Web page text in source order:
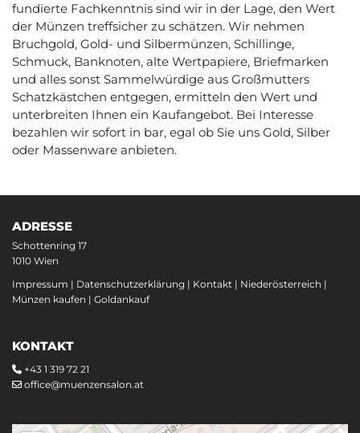
fundierte Fachkenntnis sind wir in der Lage, den Wert
der Münzen treffsicher zu schätzen. Wir nehmen
Bruchgold, Gold- und Silbermünzen, Schillinge,
Schmuck, Banknoten, alte Wertpapiere, Briefmarken
und alles sonst Sammelwürdige aus Großmutters
Schatzkästchen entgegen, ermitteln den Wert und
unterbreiten Ihnen ein Kaufangebot. Bei Interesse
bezahlen wir sofort in bar, egal ob Sie uns Gold, Silber
oder Massenware anbieten.
ADRESSE
Schottenring 17
1010 Wien
Impressum | Datenschutzerklärung | Kontakt | Niederösterreich |
Münzen kaufen | Goldankauf
KONTAKT
 +43 1 319 72 21
 office@muenzensalon.at